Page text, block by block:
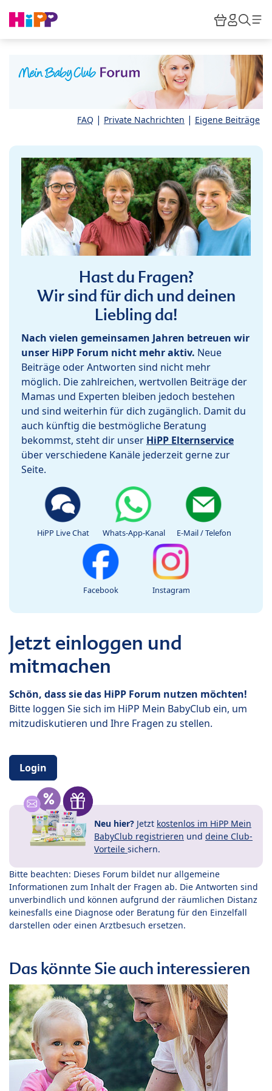
HiPP
FAQ | Private Nachrichten | Eigene Beiträge
Hast du Fragen?
Wir sind für dich und deinen
Liebling da!
Nach vielen gemeinsamen Jahren betreuen wir
unser HiPP Forum nicht mehr aktiv. Neue
Beiträge oder Antworten sind nicht mehr
möglich. Die zahlreichen, wertvollen Beiträge der
Mamas und Experten bleiben jedoch bestehen
und sind weiterhin für dich zugänglich. Damit du
auch künftig die bestmögliche Beratung
bekommst, steht dir unser HiPP Elternservice
über verschiedene Kanäle jederzeit gerne zur
Seite.
HiPP Live Chat Whats-App-Kanal E-Mail / Telefon
Facebook Instagram
Jetzt einloggen und
mitmachen
Schön, dass sie das HiPP Forum nutzen möchten!
Bitte loggen Sie sich im HiPP Mein BabyClub ein, um
mitzudiskutieren und Ihre Fragen zu stellen.
Login
Neu hier? Jetzt kostenlos im HiPP Mein
BabyClub registrieren und deine Club-
Vorteile sichern.
Bitte beachten: Dieses Forum bildet nur allgemeine
Informationen zum Inhalt der Fragen ab. Die Antworten sind
unverbindlich und können aufgrund der räumlichen Distanz
keinesfalls eine Diagnose oder Beratung für den Einzelfall
darstellen oder einen Arztbesuch ersetzen.
Das könnte Sie auch interessieren